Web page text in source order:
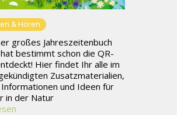
& Hören
großes Jahreszeitenbuch
bestimmt schon die QR-
Hier findet Ihr alle im
Zusatzmaterialien,
und Ideen für
in der Natur